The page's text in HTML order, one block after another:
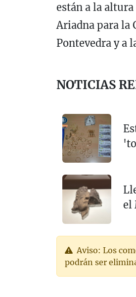
están a la
Ariadna para la
Pontevedra y a
NOTICIAS
el
Aviso: Los
podrán ser